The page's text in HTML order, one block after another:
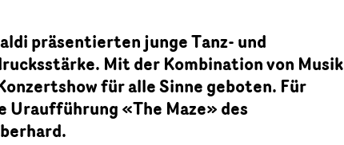
präsentierten junge Tanz- und
Mit der Kombination von Musik
für alle Sinne geboten. Für
Uraufführung «The Maze» des